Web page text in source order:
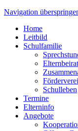
Navigation
Home
Leitbild
Schulfamilie
Elternbeirat
Schulleben
Termine
Elterninfo
Angebote